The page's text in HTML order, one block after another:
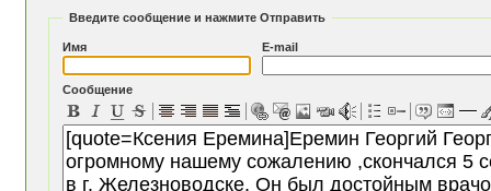
Введите сообщение и нажмите Отправить
Имя E-mail
Сообщение